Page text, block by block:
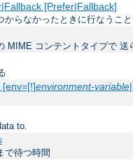
[Prefer|Fallback]
らなかったときに行なうこ
MIME コンテントタイプで 送
[env=[!]environment-variable
to.
で待つ時間